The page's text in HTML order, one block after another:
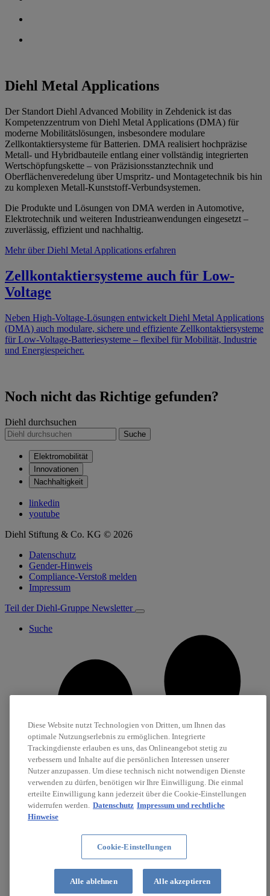
Diehl Metal Applications
Der Standort Diehl Advanced Mobility in Zehdenick ist das
Kompetenzzentrum von Diehl Metal Applications (DMA) für
moderne Mobilitätslösungen, insbesondere modulare
Zellkontaktiersysteme für Batterien. DMA realisiert hochpräzise
Metall‑ und Hybridbauteile entlang einer vollständig integrierten
Wertschöpfungskette – von Präzisionsstanztechnik und
Oberflächenveredelung über Umspritz‑ und Montagetechnik bis hin
zu komplexen Metall‑Kunststoff‑Verbundsystemen.
Die Produkte und Lösungen von DMA werden in Automotive,
Elektrotechnik und weiteren Industrieanwendungen eingesetzt –
zuverlässig, effizient und nachhaltig.
Mehr über Diehl Metal Applications erfahren
Zellkontaktiersysteme auch für Low-
Voltage
Neben High-Voltage-Lösungen entwickelt Diehl Metal Applications
(DMA) auch modulare, sichere und effiziente Zellkontaktiersysteme
für Low-Voltage-Batteriesysteme – flexibel für Mobilität, Industrie
und Energiespeicher.
Noch nicht das Richtige gefunden?
Diehl durchsuchen
Suche
Elektromobilität
Innovationen
Nachhaltigkeit
linkedin
youtube
Diehl Stiftung & Co. KG © 2026
Datenschutz
Gender-Hinweis
Compliance-Verstoß melden
Impressum
Teil der Diehl-Gruppe Newsletter
Suche
Diese Website nutzt Technologien von Dritten, um Ihnen das
optimale Nutzungserlebnis zu ermöglichen. Integrierte
Trackingdienste erlauben es uns, das Onlineangebot stetig zu
verbessern und Inhalte auf die persönlichen Interessen unserer
Nutzer anzupassen. Um diese technisch nicht notwendigen Dienste
verwenden zu dürfen, benötigen wir Ihre Einwilligung. Die einmal
erteilte Einwilligung kann jederzeit über die Cookie-Einstellungen
widerrufen werden. Datenschutz Impressum und rechtliche
Hinweise
Cookie-Einstellungen
Alle ablehnen Alle akzeptieren